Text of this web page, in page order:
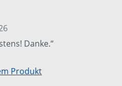
Danke.“
Produkt